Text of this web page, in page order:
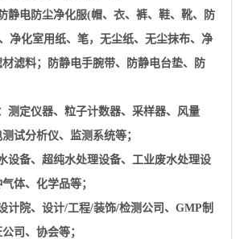
静电防尘净化服(帽、衣、裤、鞋、靴、防
净化室用纸、笔，无尘纸、无尘抹布、净
滤料；防静电手腕带、防静电台垫、防
测定仪器、粒子计数器、采样器、风量
试分析仪、监测系统等；
设备、超纯水处理设备、工业废水处理设
体、化学品等；
计院、设计/工程/装饰/检测公司、GMP制
司、协会等；